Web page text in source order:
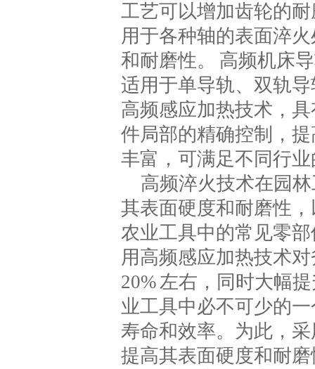
工艺可以增加齿轮的
用于各种轴的表面淬
和耐磨性。 高频机床
适用于单导轨、双轨
高频感应加热技术，
件局部的精确控制，
丰富，可满足不同行
高频淬火技术在园
其表面硬度和耐磨性
农业工具中的常见零
用高频感应加热技术
20% 左右，同时大幅
业工具中必不可少的
寿命和效率。为此，
提高其表面硬度和耐